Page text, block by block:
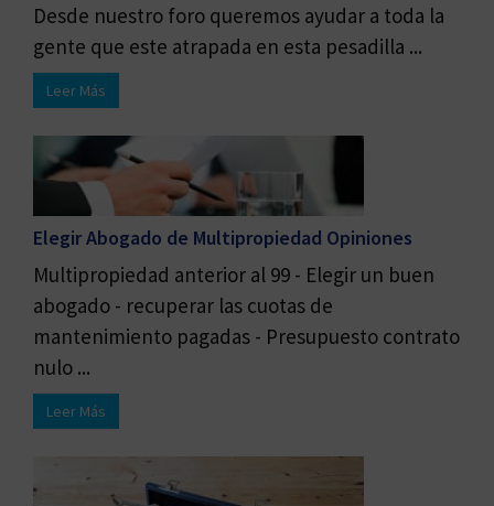
Desde nuestro foro queremos ayudar a toda la
gente que este atrapada en esta pesadilla ...
Leer Más
Elegir Abogado de Multipropiedad Opiniones
Multipropiedad anterior al 99 - Elegir un buen
abogado - recuperar las cuotas de
mantenimiento pagadas - Presupuesto contrato
nulo ...
Leer Más